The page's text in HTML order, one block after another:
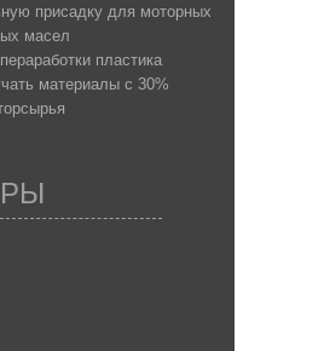
присадку для моторных
масел
пластика
материалы с 30%